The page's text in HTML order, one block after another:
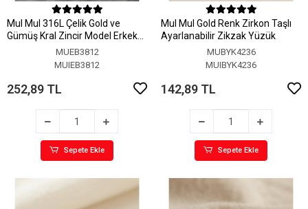
MuI MuI 316L Çelik Gold ve
Gümüş Kral Zincir Model Erkek
MUEB3812
MUIEB3812
252,89 TL
Sepete Ekle
MuI MuI Gold Renk Zirkon Taşlı
Ayarlanabilir Zikzak Yüzük
MUBYK4236
MUIBYK4236
142,89 TL
Sepete Ekle